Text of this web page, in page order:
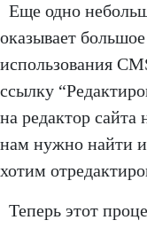
Еще одно
оказывает
использования
ссылку
на редактор
нам нужно найти
хотим
Теперь этот